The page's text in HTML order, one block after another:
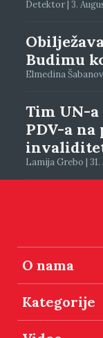
Detektor | 3.
Budimu
Elmedina
Tim UN-
PDV-a na
Lamija Grebo | 31.
O nama
Kategorije